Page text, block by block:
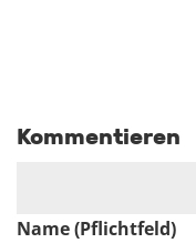
Kommentieren
Name (Pflichtfeld)